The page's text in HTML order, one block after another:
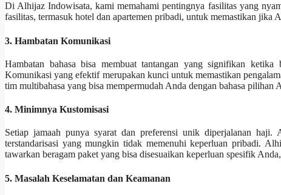
Di Alhijaz Indowisata, kami memahami pentingnya fasilitas yang
fasilitas, termasuk hotel dan apartemen pribadi, untuk memastikan jika
3. Hambatan Komunikasi
Hambatan bahasa bisa membuat tantangan yang signifikan
Komunikasi yang efektif merupakan kunci untuk memastikan
tim multibahasa yang bisa mempermudah Anda dengan bahasa
4. Minimnya Kustomisasi
Setiap jamaah punya syarat dan preferensi unik diperjalanan
terstandarisasi yang mungkin tidak memenuhi keperluan pribadi.
tawarkan beragam paket yang bisa disesuaikan keperluan spesifik
5. Masalah Keselamatan dan Keamanan